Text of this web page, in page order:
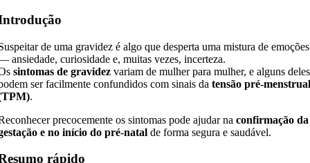
de uma gravidez é algo que desperta uma mistura de emoções
ansiedade, curiosidade e, muitas vezes, incerteza.
sintomas de gravidez variam de mulher para mulher, e alguns deles
ser facilmente confundidos com sinais datensão pré-
.
precocemente os sintomas pode ajudar naconfirmação da
e no início do pré-natal de forma segura e saudável.
rápido